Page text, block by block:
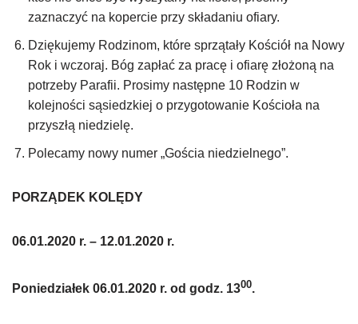
zaznaczyć na kopercie przy składaniu ofiary.
Dziękujemy Rodzinom, które sprzątały Kościół na Nowy
Rok i wczoraj. Bóg zapłać za pracę i ofiarę złożoną na
potrzeby Parafii. Prosimy następne 10 Rodzin w
kolejności sąsiedzkiej o przygotowanie Kościoła na
przyszłą niedzielę.
Polecamy nowy numer „Gościa niedzielnego”.
PORZĄDEK KOLĘDY
06.01.2020 r. – 12.01.2020 r.
Poniedziałek 06.01.2020 r. od godz. 1300.